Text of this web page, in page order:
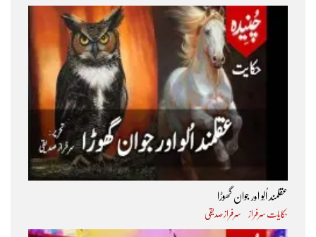
عقلمند اُلّو اور جوان گھوڑا
حکایات سرفراز سرفراز صدیقی